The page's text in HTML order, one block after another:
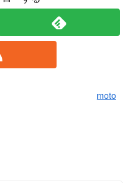
moto